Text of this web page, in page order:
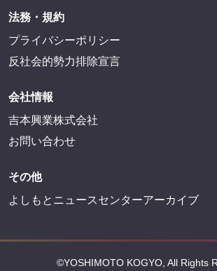
法務・規約
プライバシーポリシー
反社会的勢力排除宣言
会社情報
吉本興業株式会社
お問い合わせ
その他
よしもとニュースセンターアーカイブ
©YOSHIMOTO KOGYO, All Rights